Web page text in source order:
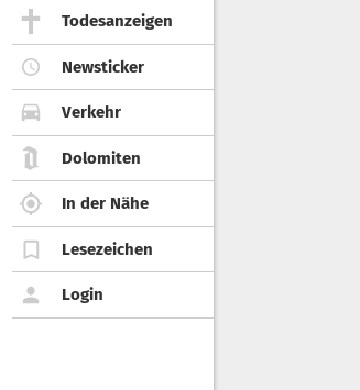
Todesanzeigen
Newsticker
Verkehr
Dolomiten
In der Nähe
Lesezeichen
Login